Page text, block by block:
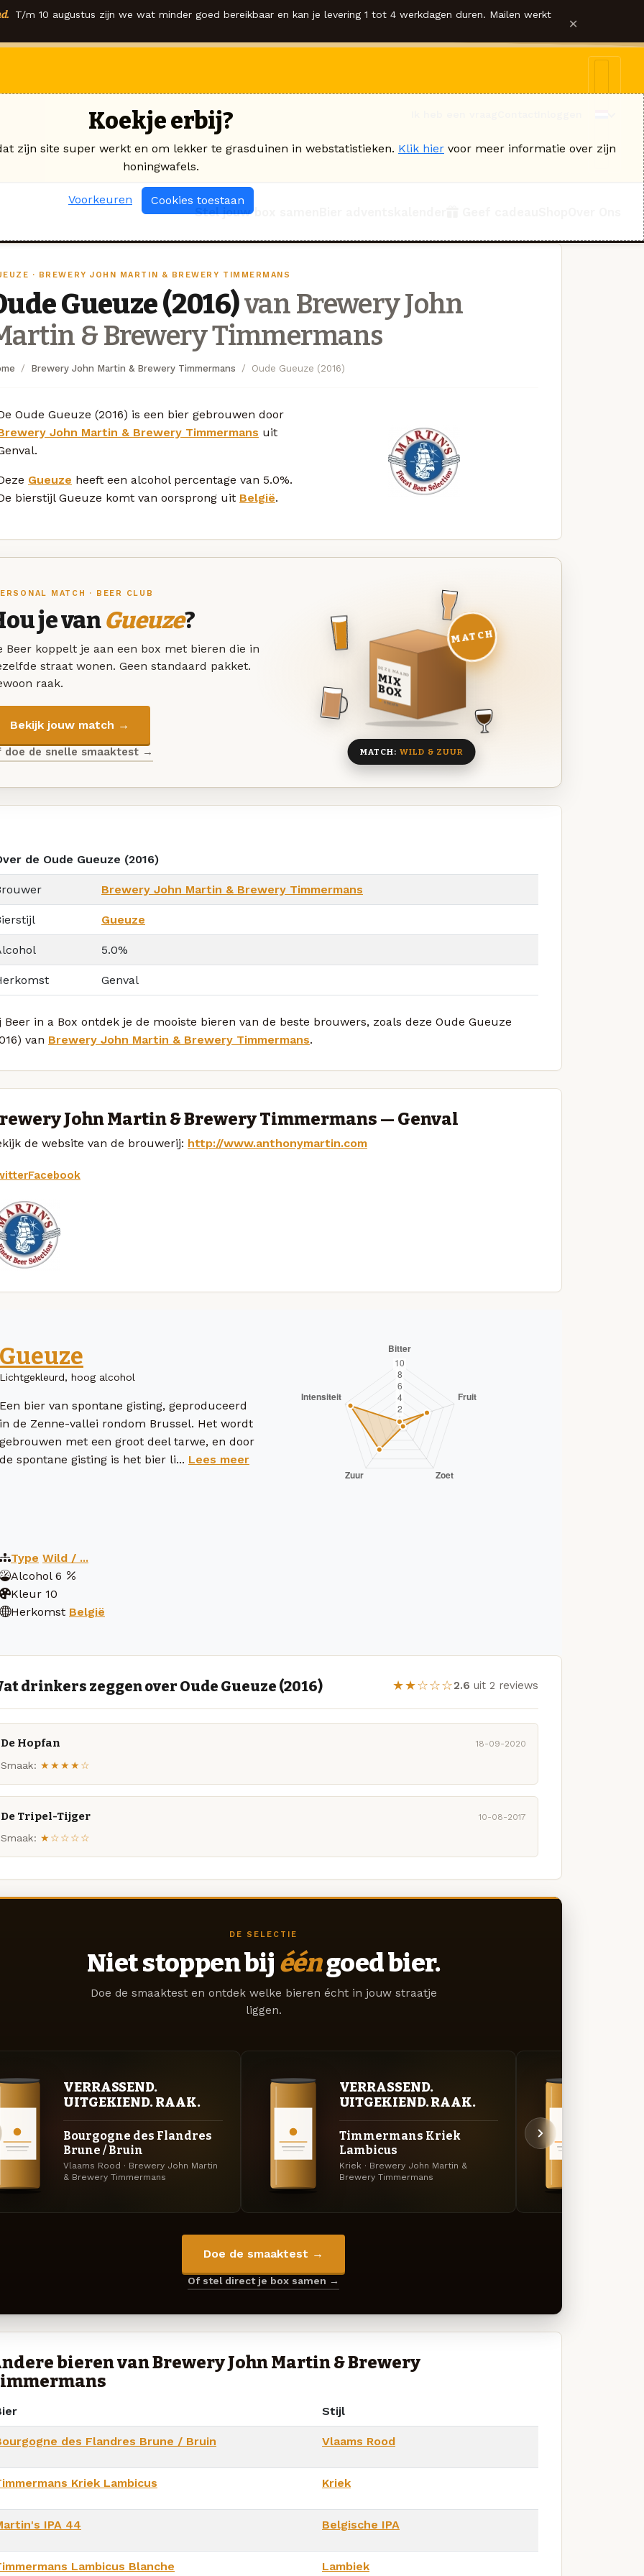
T/m 10 augustus zijn we wat minder goed bereikbaar en kan je levering 1 tot 4 werkdagen duren. Mailen werkt ×
Stel jouw box samen
· BREWERY JOHN MARTIN & BREWERY TIMMERMANS
Gueuze (2016)van Brewery John
& Brewery Timmermans
Brewery John Martin & Brewery Timmermans Oude Gueuze (2016)
Oude Gueuze (2016) is een bier gebrouwen door
John Martin & Brewery Timmermans uit
Gueuze heeft een alcohol percentage van 5.0%.
bierstijl Gueuze komt van oorsprong uit België.
MATCH · BEER CLUB
je vanGueuze?
Beer koppelt je aan een box met bieren die in
straat wonen. Geen standaard pakket.
raak.
Bekijk jouw match →
doe de snelle smaaktest →
DEZE MAAND
MIX
BOX
8 BIEREN
MATCH
MATCH: WILD & ZUUR
de Oude Gueuze (2016)
Brewery John Martin & Brewery Timmermans
Gueuze
5.0%
Genval
Beer in a Box ontdek je de mooiste bieren van de beste brouwers, zoals deze Oude Gueuze
van Brewery John Martin & Brewery Timmermans.
John Martin & Brewery Timmermans — Genval
de website van de brouwerij: http://www.anthonymartin.com
Facebook
Gueuze
Lichtgekleurd, hoog alcohol
Een bier van spontane gisting, geproduceerd
in de Zenne-vallei rondom Brussel. Het wordt
gebrouwen met een groot deel tarwe, en door
de spontane gisting is het bier li... Lees meer
Type Wild / ...
Alcohol 6
Kleur 10
Herkomst België
drinkers zeggen over Oude Gueuze (2016) ★★☆☆☆2.6 uit 2 reviews
De Hopfan 18-09-2020
Smaak: ★★★★☆
De Tripel-Tijger 10-08-2017
Smaak: ★☆☆☆☆
DE SELECTIE
Niet stoppen bij ééngoed bier.
Doe de smaaktest en ontdek welke bieren écht in jouw straatje
liggen.
VERRASSEND.
UITGEKIEND. RAAK.
Bourgogne des Flandres
Brune / Bruin
Vlaams Rood · Brewery John Martin
& Brewery Timmermans
VERRASSEND.
UITGEKIEND. RAAK.
Timmermans Kriek
Lambicus
Kriek · Brewery John Martin &
Brewery Timmermans
Doe de smaaktest →
Of stel direct je box samen →
bieren van Brewery John Martin & Brewery
Stijl
des Flandres Brune / Bruin Vlaams Rood
Kriek Lambicus Kriek
IPA 44 Belgische IPA
Lambicus Blanche Lambiek
Koekje erbij?
zijn site super werkt en om lekker te grasduinen in webstatistieken. Klik hier voor meer informatie over zijn
honingwafels.
Voorkeuren Cookies toestaan